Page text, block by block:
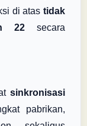
di atas tidak
22secara
sinkronisasi
pabrikan,